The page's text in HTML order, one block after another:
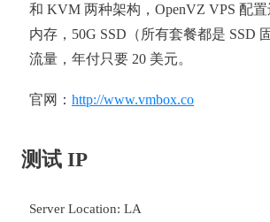
和 KVM 两种架构，OpenVZ VPS 配
内存，50G SSD（所有套餐都是 SSD
流量，年付只要 20 美元。
官网： http://www.vmbox.co
测试 IP
Server Location: LA